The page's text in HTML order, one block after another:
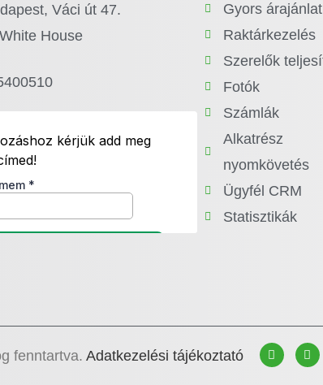
Váci út 47.
House
Gyors árajánlat
Raktárkezelés
Szerelők
Fotók
Számlák
Alkatrész
nyomkövetés
Ügyfél CRM
Statisztikák
fenntartva. Adatkezelési tájékoztató